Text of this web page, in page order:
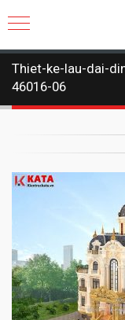
Thiet-ke-lau-dai-
46016-06